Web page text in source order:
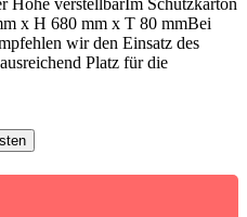
x H 680 mm x T 80 mmBei
wir den Einsatz des
Platz für die